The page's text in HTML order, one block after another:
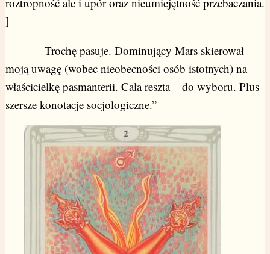
]
Trochę pasuje. Dominujący Mars skierował
moją uwagę (wobec nieobecności osób istotnych) na
właścicielkę pasmanterii. Cała reszta – do wyboru. Plus
szersze konotacje socjologiczne.”